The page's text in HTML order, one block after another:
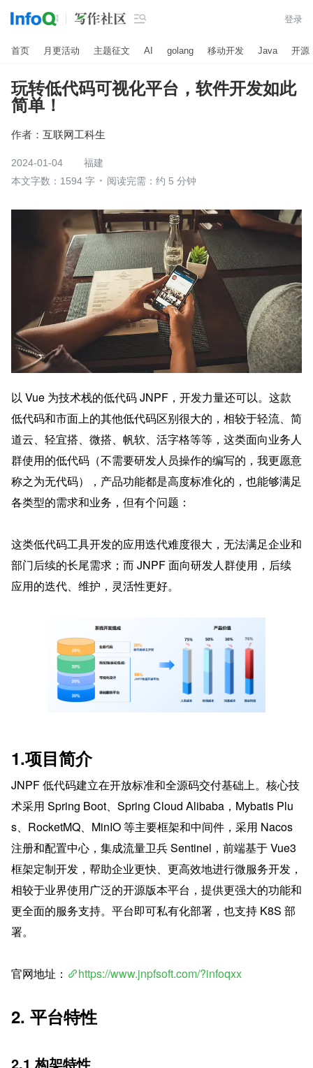
 登录
首页 月更活动 主题征文 AI golang 移动开发 Java 开源
玩转低代码可视化平台，软件开发如此
简单！
作者： 互联网工科生
2024-01-04
福建
本文字数：1594 字
阅读完需：约 5 分钟
以 Vue 为技术栈的低代码 JNPF，开发力量还可以。这款
低代码和市面上的其他低代码区别很大的，相较于轻流、简
道云、轻宜搭、微搭、帆软、活字格等等，这类面向业务人
群使用的低代码（不需要研发人员操作的编写的，我更愿意
称之为无代码），产品功能都是高度标准化的，也能够满足
各类型的需求和业务，但有个问题：
这类低代码工具开发的应用迭代难度很大，无法满足企业和
部门后续的长尾需求；而 JNPF 面向研发人群使用，后续
应用的迭代、维护，灵活性更好。
1.项目简介
JNPF 低代码建立在开放标准和全源码交付基础上。核心技
术采用 Spring Boot、Spring Cloud Alibaba，Mybatis Plu
s、RocketMQ、MinIO 等主要框架和中间件，采用 Nacos
注册和配置中心，集成流量卫兵 Sentinel，前端基于 Vue3
框架定制开发，帮助企业更快、更高效地进行微服务开发，
相较于业界使用广泛的开源版本平台，提供更强大的功能和
更全面的服务支持。平台即可私有化部署，也支持 K8S 部
署。
官网地址： https://www.jnpfsoft.com/?infoqxx
2. 平台特性
2.1 构架特性